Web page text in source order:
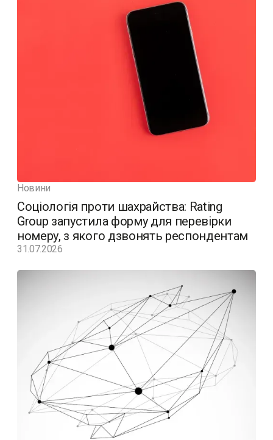
Новини
Соціологія проти шахрайства: Rating
Group запустила форму для перевірки
номеру, з якого дзвонять респондентам
31.07.2026